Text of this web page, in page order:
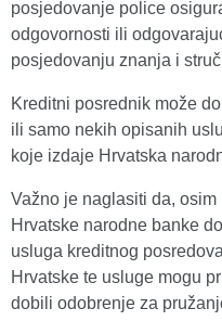
posjedovanje police
odgovornosti ili
posjedovanju znanja i
Kreditni posrednik može
ili samo nekih opisanih
koje izdaje Hrvatska
Važno je naglasiti da,
Hrvatske narodne banke
usluga kreditnog
Hrvatske te usluge mogu
dobili odobrenje za